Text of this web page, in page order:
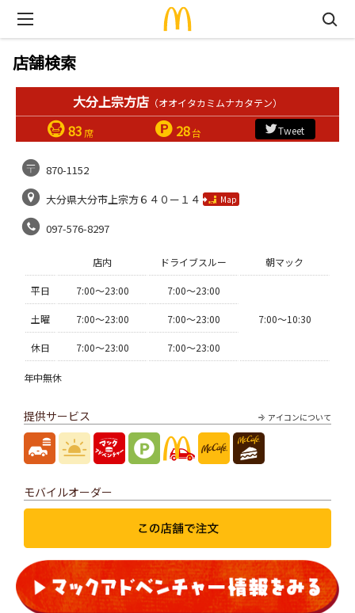
店舗検索
大分上宗方店 （オオイタカミムナカタテン）
83 席 28台 Tweet
870-1152
大分県大分市上宗方６４０ー１４
Map
097-576-8297
店内 ドライブスルー 朝マック
平日 7:00〜23:00 7:00〜23:00
7:00〜10:30
土曜 7:00〜23:00 7:00〜23:00
休日 7:00〜23:00 7:00〜23:00
年中無休
アイコンについて
提供サービス
モバイルオーダー